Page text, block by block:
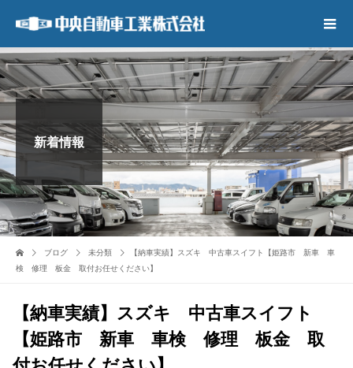
新着情報
ブログ 未分類
【納車実績】スズキ 中古車スイフト【姫路市 新車 車
検 修理 板金 取付お任せください】
【納車実績】スズキ 中古車スイフト
【姫路市 新車 車検 修理 板金 取